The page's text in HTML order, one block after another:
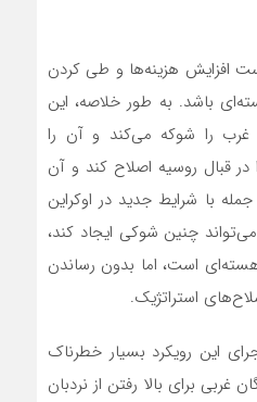
افزایش هزینه‌ها و طی کردن
باشد. به طور خلاصه، این
را شوکه می‌کند و آن را
قبال روسیه اصلاح کند و آن
با شرایط جدید در اوکراین
چنین شوکی ایجاد کند،
است، اما بدون رساندن
استراتژیک.
این رویکرد بسیار خطرناک
غربی برای بالا رفتن از نردبان